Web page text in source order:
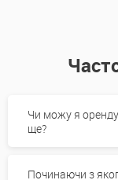
Чи можу я
ще?
Починаючи з